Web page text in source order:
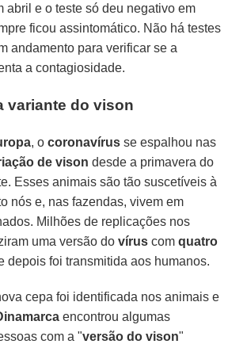
abril e o teste só deu negativo em
ficou assintomático. Não há testes
andamento para verificar se a
a contagiosidade.
variante do vison
, ocoronavírus se espalhou nas
de vison desde a primavera do
Esses animais são tão suscetíveis à
nós e, nas fazendas, vivem em
Milhões de replicações nos
uma versão dovírus comquatro
depois foi transmitida aos humanos.
cepa foi identificada nos animais e
encontrou algumas
com a "versão do vison"